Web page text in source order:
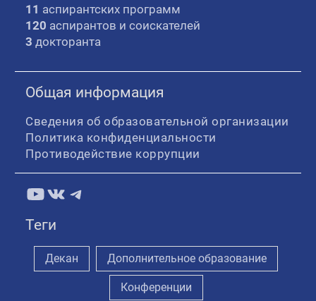
11 аспирантских программ
120 аспирантов и соискателей
3 докторанта
Общая информация
Сведения об образовательной организации
Политика конфиденциальности
Противодействие коррупции
YouTube
ВКонтакте
Telegram
Теги
Декан Дополнительное образование
Конференции